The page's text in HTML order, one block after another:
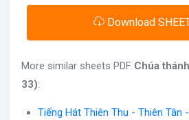
Download
More similar sheets PDF Chúa
33):
Tiếng Hát Thiên Thu - Thiên Tân